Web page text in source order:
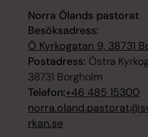
Norra Ölands pastorat
Besöksadress:
Ö Kyrkogatan 9, 38731
Postadress: Östra
38731 Borgholm
Telefon:+46 485 15300
rkan.se